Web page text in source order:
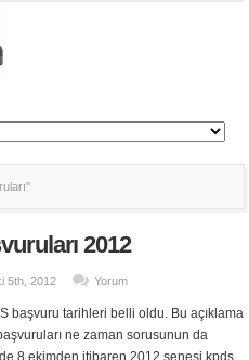
2012
5th, 2012 Yorum
başvuru tarihleri belli oldu. Bu açıklama
ne zaman sorusunun da
de 8 ekimden itibaren 2012 senesi kpds